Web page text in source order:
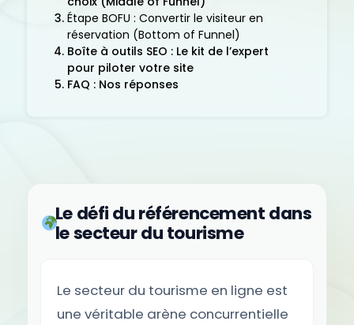
Étape BOFU : Convertir le visiteur en
réservation (Bottom of Funnel)
Boîte à outils SEO : Le kit de l’expert
pour piloter votre site
FAQ : Nos réponses
Le défi du référencement dans
le secteur du tourisme
Le secteur du tourisme en ligne est
une véritable arène concurrentielle